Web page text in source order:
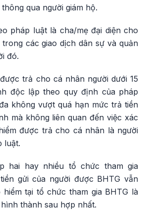
qua người giám hộ.
pháp luật là cha/mẹ đại diện cho
trong các giao dịch dân sự và quản
đó.
trả cho cá nhân người dưới 15
độc lập theo quy định của pháp
không vượt quá hạn mức trả tiền
mà không liên quan đến việc xác
được trả cho cá nhân là người
luật.
hai hay nhiều tổ chức tham gia
gửi của người được BHTG vẫn
tại tổ chức tham gia BHTG là
thành sau hợp nhất.